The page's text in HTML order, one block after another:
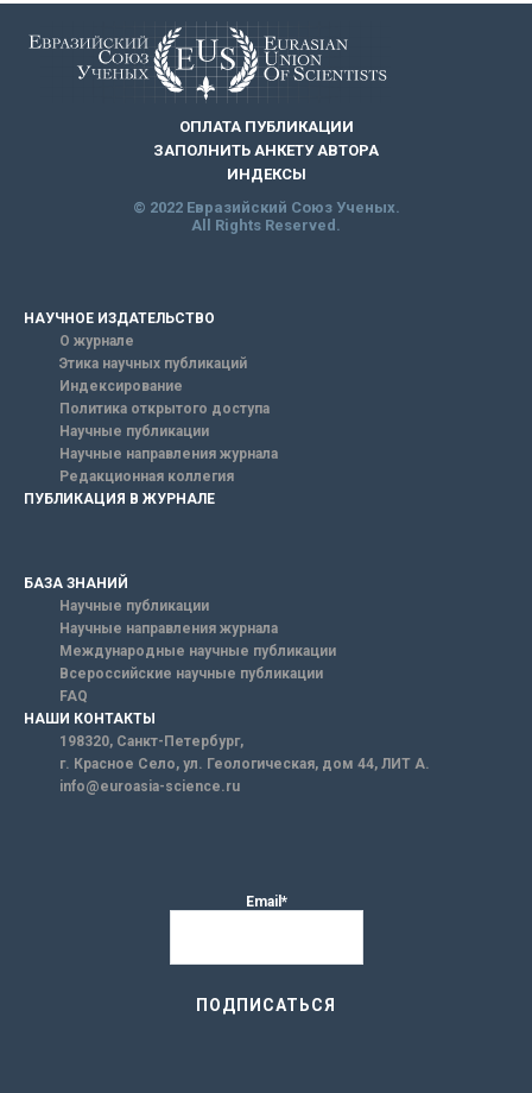
ОПЛАТА ПУБЛИКАЦИИ
ЗАПОЛНИТЬ АНКЕТУ АВТОРА
ИНДЕКСЫ
© 2022 Евразийский Союз Ученых.
All Rights Reserved.
НАУЧНОЕ ИЗДАТЕЛЬСТВО
О журнале
Этика научных публикаций
Индексирование
Политика открытого доступа
Научные публикации
Научные направления журнала
Редакционная коллегия
ПУБЛИКАЦИЯ В ЖУРНАЛЕ
БАЗА ЗНАНИЙ
Научные публикации
Научные направления журнала
Международные научные публикации
Всероссийские научные публикации
FAQ
НАШИ КОНТАКТЫ
198320, Санкт-Петербург,
г. Красное Село, ул. Геологическая, дом 44, ЛИТ А.
info@euroasia-science.ru
Email*